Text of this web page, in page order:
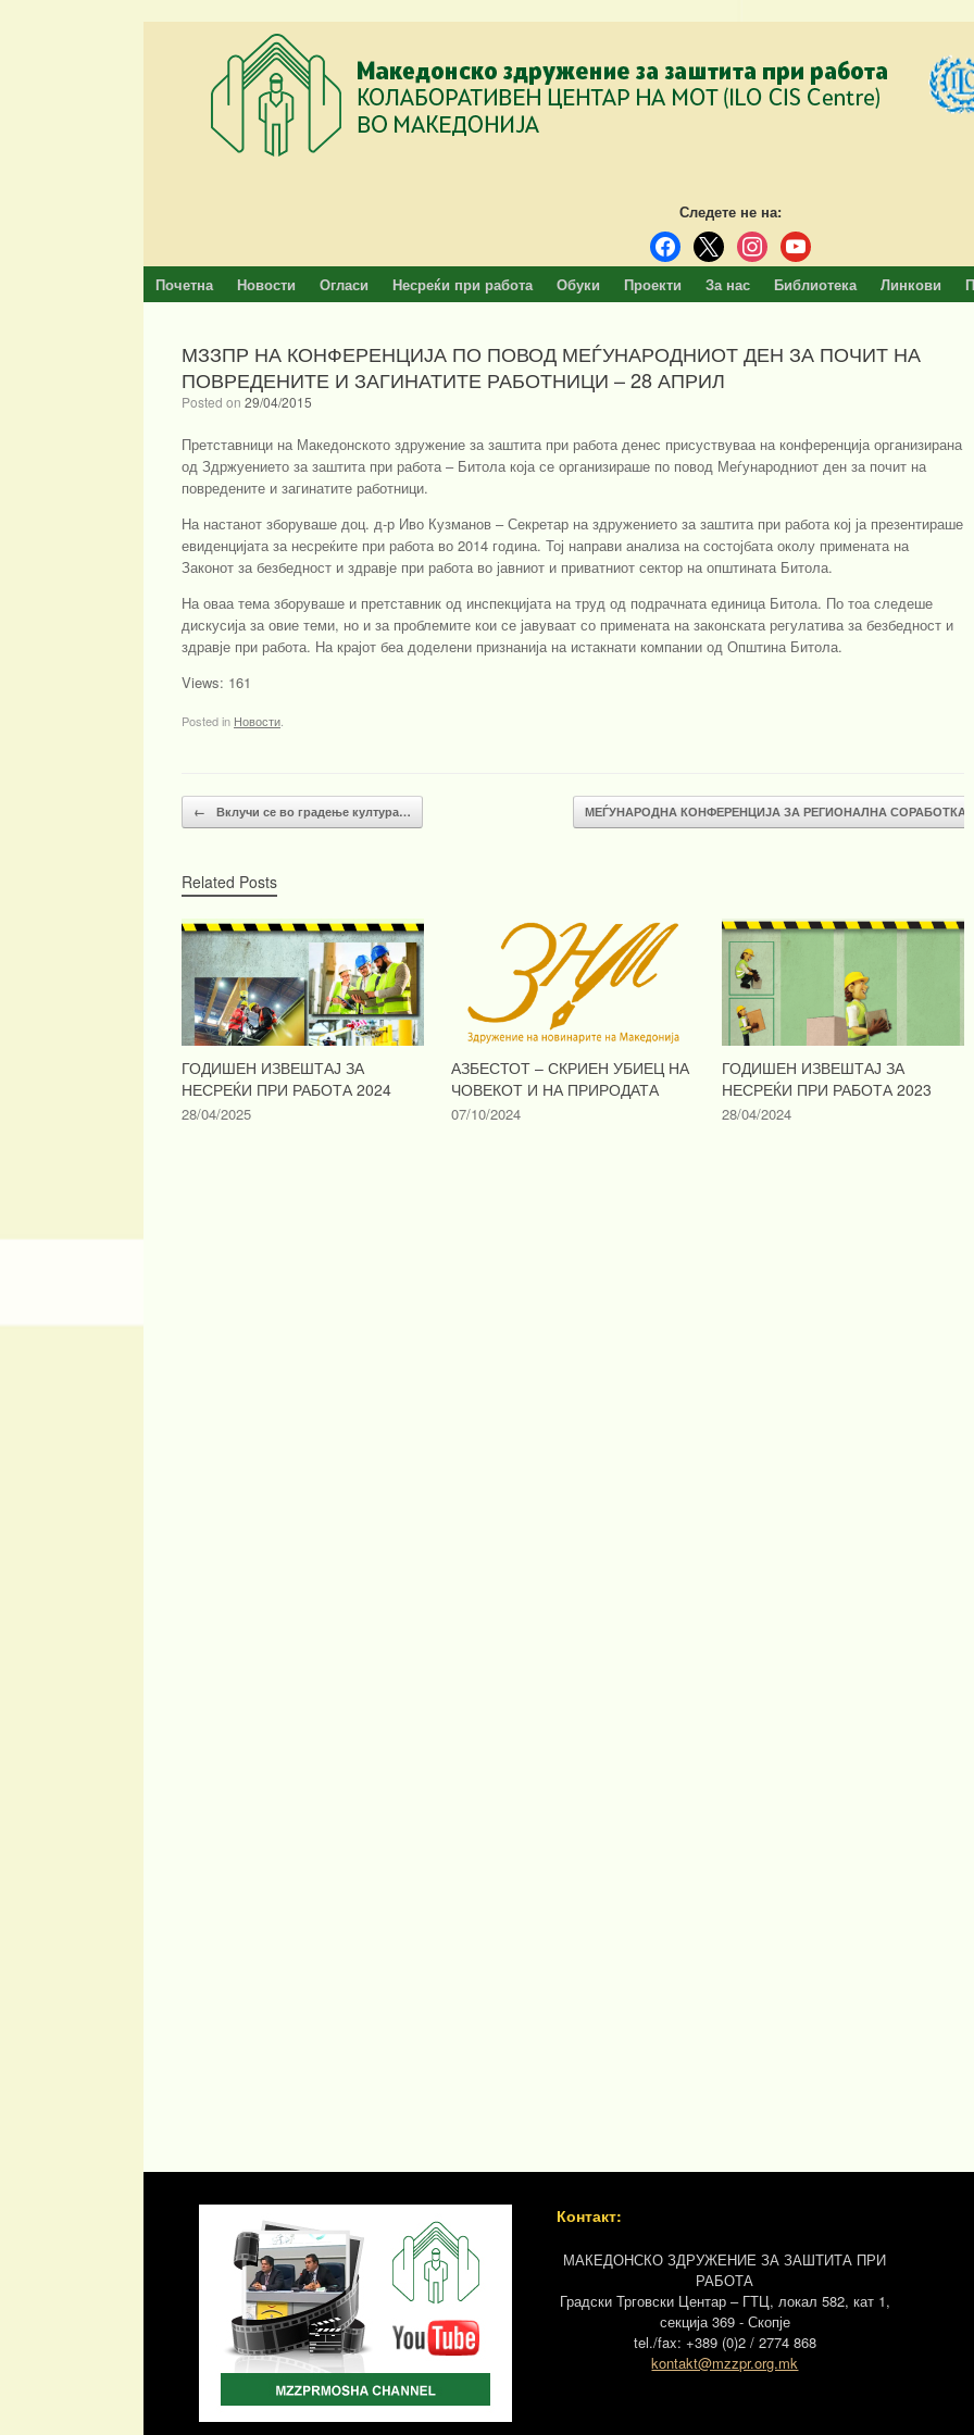
Следете не на:
facebook
x instagramyoutube
Почетна Новости Огласи Несреќи при работа Обуки Проекти За нас Библиотека Линкови
МЗЗПР НА КОНФЕРЕНЦИЈА ПО ПОВОД МЕЃУНАРОДНИОТ ДЕН ЗА ПОЧИТ НА
ПОВРЕДЕНИТЕ И ЗАГИНАТИТЕ РАБОТНИЦИ – 28 АПРИЛ
Posted on 29/04/2015
Претставници на Македонското здружение за заштита при работа денес присуствуваа на конференција организирана
од Здржуението за заштита при работа – Битола која се организираше по повод Меѓународниот ден за почит на
повредените и загинатите работници.
На настанот зборуваше доц. д-р Иво Кузманов – Секретар на здружението за заштита при работа кој ја презентираше
евиденцијата за несреќите при работа во 2014 година. Тој направи анализа на состојбата околу примената на
Законот за безбедност и здравје при работа во јавниот и приватниот сектор на општината Битола.
На оваа тема зборуваше и претставник од инспекцијата на труд од подрачната единица Битола. По тоа следеше
дискусија за овие теми, но и за проблемите кои се јавуваат со примената на законската регулатива за безбедност и
здравје при работа. На крајот беа доделени признанија на истакнати компании од Општина Битола.
Views: 161
Posted in Новости
Post navigation
← Вклучи се во градење култура… МЕЃУНАРОДНА КОНФЕРЕНЦИЈА ЗА РЕГИОНАЛНА
Related Posts
ГОДИШЕН ИЗВЕШТАЈ ЗА
НЕСРЕЌИ ПРИ РАБОТА 2024
28/04/2025
АЗБЕСТОТ – СКРИЕН УБИЕЦ НА
ЧОВЕКОТ И НА ПРИРОДАТА
07/10/2024
ГОДИШЕН ИЗВЕШТАЈ ЗА
НЕСРЕЌИ ПРИ РАБОТА 2023
28/04/2024
Контакт:
МАКЕДОНСКО ЗДРУЖЕНИЕ ЗА ЗАШТИТА ПРИ
РАБОТА
Градски Трговски Центар – ГТЦ, локал 582, кат 1,
секција 369 - Скопје
tel./fax: +389 (0)2 / 2774 868
kontakt@mzzpr.org.mk